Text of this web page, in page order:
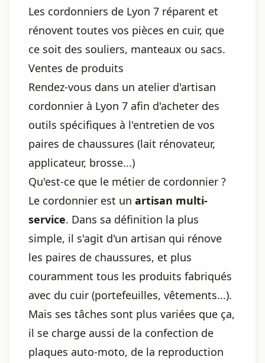
Les cordonniers de Lyon 7 réparent et
rénovent toutes vos pièces en cuir, que
ce soit des souliers, manteaux ou sacs.
Ventes de produits
Rendez-vous dans un atelier d'artisan
cordonnier à Lyon 7 afin d'acheter des
outils spécifiques à l'entretien de vos
paires de chaussures (lait rénovateur,
applicateur, brosse...)
Qu'est-ce que le métier de cordonnier ?
Le cordonnier est un artisan multi-
service. Dans sa définition la plus
simple, il s'agit d'un artisan qui rénove
les paires de chaussures, et plus
couramment tous les produits fabriqués
avec du cuir (portefeuilles, vêtements...).
Mais ses tâches sont plus variées que ça,
il se charge aussi de la confection de
plaques auto-moto, de la reproduction